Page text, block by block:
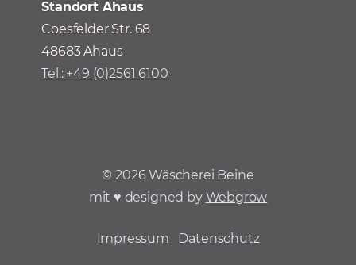
Standort Ahaus
Coesfelder Str. 68
48683 Ahaus
Tel.: +49 (0)2561 6100
©2026Wäscherei Beine
mit ♥ designed by Webgrow
Impressum Datenschutz